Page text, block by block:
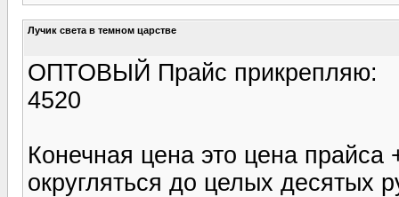
Лучик света в темном царстве
ОПТОВЫЙ Прайс прикрепляю:
4520
Конечная цена это цена
округляться до целых десятых